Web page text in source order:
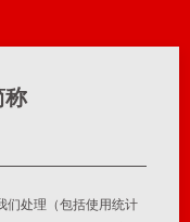
称
们处理（包括使用统计